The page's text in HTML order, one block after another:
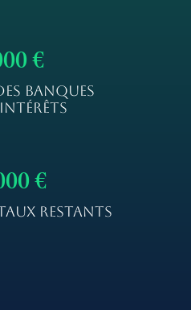
€
BANQUES
€
RESTANTS